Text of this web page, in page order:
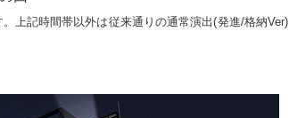
上記時間帯以外は従来通りの通常演出(発進/格納Ver)